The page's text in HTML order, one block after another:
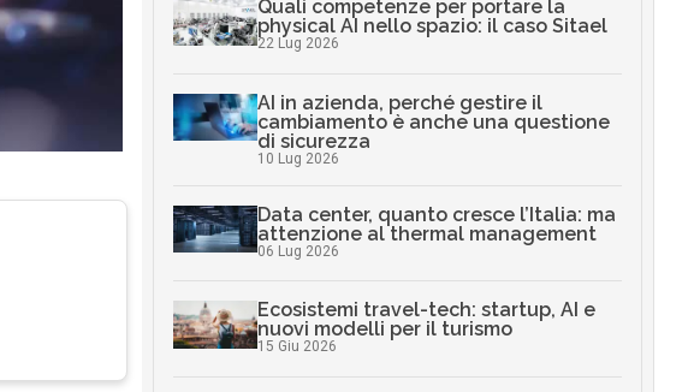
Quali competenze per portare la
physical AI nello spazio: il caso Sitael
22 Lug 2026
AI in azienda, perché gestire il
cambiamento è anche una questione
di sicurezza
10 Lug 2026
Data center, quanto cresce l’Italia: ma
attenzione al thermal management
06 Lug 2026
Ecosistemi travel-tech: startup, AI e
nuovi modelli per il turismo
15 Giu 2026